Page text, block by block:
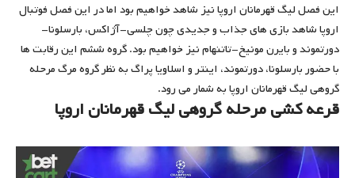
این فصل لیگ قهرمانان اروپا نیز شاهد خواهیم بود اما در این فصل فوتبال
اروپا شاهد بازی های جذاب و جدیدی چون چلسی-آژاکس، بارسلونا-
دورتموند و بایرن مونیخ-تاتنهام نیز خواهیم بود. گروه ششم این رقابت ها
با حضور بارسلونا،‌ دورتموند، اینتر و اسلاویا پراگ به نظر گروه مرگ مرحله
گروهی لیگ قهرمانان اروپا به شمار می رود.
قرعه کشی مرحله گروهی لیگ قهرمانان اروپا